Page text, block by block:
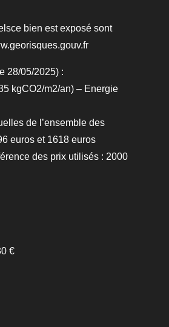
bien est exposé sont
28/05/2025) :
kgCO2/m2/an) – Energie
de l’ensemble des
euros et 1618 euros
des prix utilisés : 2000
€